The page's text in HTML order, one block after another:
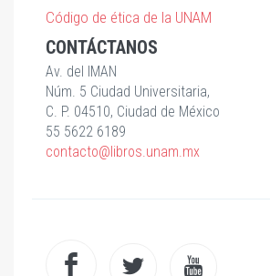
Código de ética de la UNAM
CONTÁCTANOS
Av. del IMAN
Núm. 5 Ciudad Universitaria,
C. P. 04510, Ciudad de México
55 5622 6189
contacto@libros.unam.mx